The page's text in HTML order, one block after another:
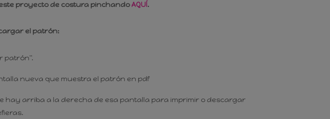
proyecto de costura pinchandoAQUÍ.
el patrón:
patrón".
nueva que muestra el patrón en pdf
hay arriba a la derecha de esa pantalla para imprimir o descargar